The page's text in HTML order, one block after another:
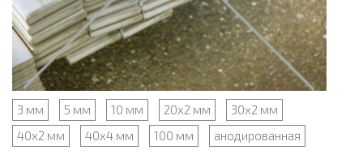
3 мм 5 мм 10 мм 20х2 мм
30х2 мм
40х2 мм
40х4 мм 100 мм анодированная